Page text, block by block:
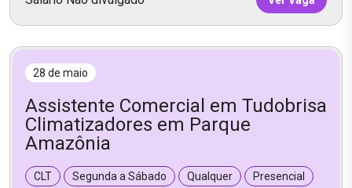
28 de maio
Assistente Comercial em Tudobrisa
Climatizadores em Parque
Amazônia
CLT Segunda a Sábado Qualquer Presencial